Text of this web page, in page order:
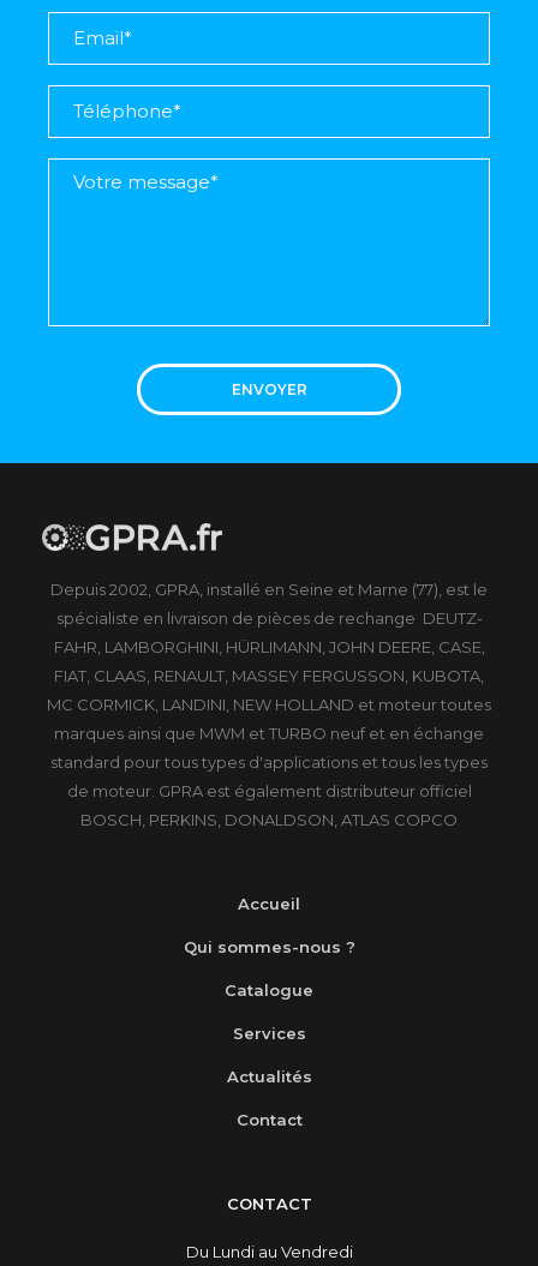
ENVOYER
Depuis 2002, GPRA, installé en Seine et Marne (77), est le
spécialiste en livraison de pièces de rechange DEUTZ-
FAHR, LAMBORGHINI, HÜRLIMANN, JOHN DEERE, CASE,
FIAT, CLAAS, RENAULT, MASSEY FERGUSSON, KUBOTA,
MC CORMICK, LANDINI, NEW HOLLAND et moteur toutes
marques ainsi que MWM et TURBO neuf et en échange
standard pour tous types d'applications et tous les types
de moteur. GPRA est également distributeur officiel
BOSCH, PERKINS, DONALDSON, ATLAS COPCO
Accueil
Qui sommes-nous ?
Catalogue
Services
Actualités
Contact
CONTACT
Du Lundi au Vendredi